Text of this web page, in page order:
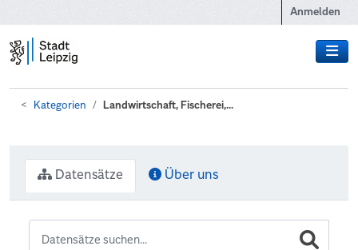
Anmelden
Kategorien Landwirtschaft, Fischerei,...
Datensätze Über uns